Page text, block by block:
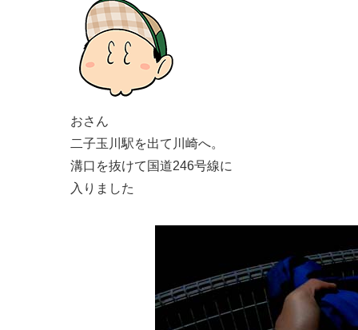
おさん
二子玉川駅を出て川崎へ。
溝口を抜けて国道246号線に
入りました